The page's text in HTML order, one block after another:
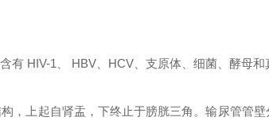
有 HIV-1、 HBV、HCV、支原体、细菌、酵母
，上起自肾盂，下终止于膀胱三角。输尿管管